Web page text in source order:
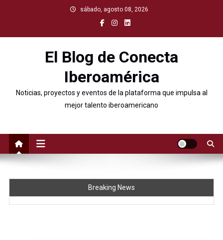
sábado, agosto 08, 2026
El Blog de Conecta
Iberoamérica
Noticias, proyectos y eventos de la plataforma que impulsa al
mejor talento iberoamericano
Breaking News
“Conecta y Extremestiza: un nuevo puente de colaboración